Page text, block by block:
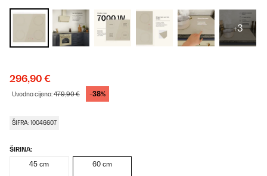
+3
296,90 €
Uvodna cijena:479,90 € -38%
ŠIFRA: 10046607
ŠIRINA:
45 cm 60 cm